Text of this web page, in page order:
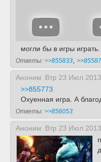
могли бы в игры играть.
Ответы: >>855833
Аноним Втр 23 Июл
>>855773
Охуенная игра. А
Ответы: >>856053
Аноним Втр 23 Июл